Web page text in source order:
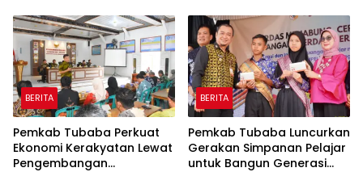
BERITA
Pemkab Tubaba Perkuat
Ekonomi Kerakyatan Lewat
Pengembangan
BERITA
Pemkab Tubaba Luncurkan
Gerakan Simpanan Pelajar
untuk Bangun Generasi